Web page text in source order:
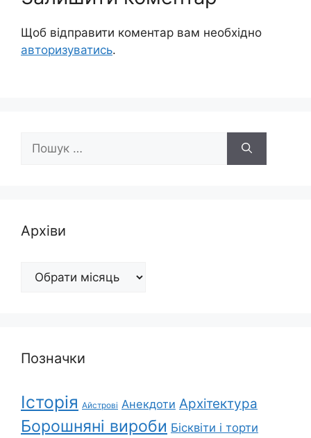
Щоб відправити коментар вам необхідно
авторизуватись.
Архіви
Архіви
Позначки
Історія Айстрові Анекдоти Архітектура
Борошняні вироби Бісквіти і торти